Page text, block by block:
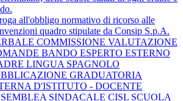
all'obbligo normativo di ricorso alle
quadro stipulate da Consip S.p.A.
COMMISSIONE VALUTAZIONE
BANDO ESPERTO ESTERNO
LINGUA SPAGNOLO
GRADUATORIA
D'ISTITUTO - DOCENTE
SINDACALE CISL SCUOLA